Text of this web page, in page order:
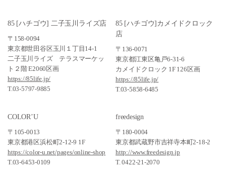
85 [ハチゴウ] 二子玉川ライズ店
〒158-0094
東京都世田谷区玉川１丁目14-1
二子玉川ライズ テラスマーケッ
ト２階 E2060区画
https://85life.jp/
T.03-5797-9885
85 [ハチゴウ]カメイドクロック
店
〒136-0071
東京都江東区亀戸6-31-6
カメイドクロック 1F 126区画
https://85life.jp/
T.03-5858-6485
COLOR’U
〒105-0013
東京都港区浜松町2-12-9 1F
https://color-u.net/pages/online-shop
T.03-6453-0109
freedesign
〒180-0004
東京都武蔵野市吉祥寺本町2-18-2
http://www.freedesign.jp
T. 0422-21-2070